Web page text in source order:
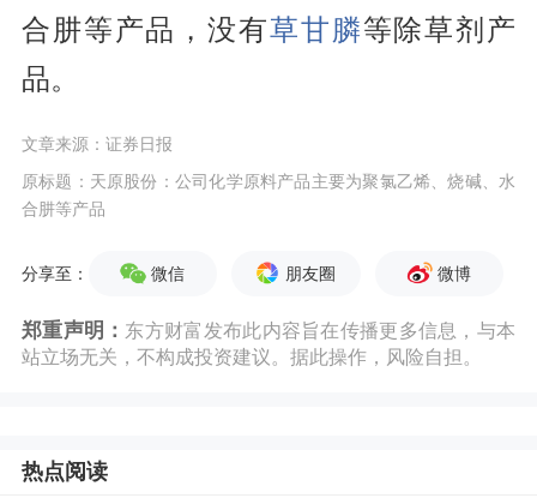
合肼等产品，没有草甘膦等除草剂产
品。
文章来源：证券日报
原标题：天原股份：公司化学原料产品主要为聚氯乙烯、烧碱、水
合肼等产品
分享至： 微信 朋友圈 微博
郑重声明： 东方财富发布此内容旨在传播更多信息，与本
站立场无关，不构成投资建议。据此操作，风险自担。
热点阅读